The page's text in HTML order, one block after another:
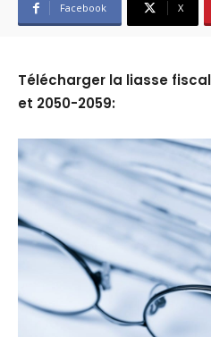
Facebook X
Télécharger la liasse
et 2050-2059: